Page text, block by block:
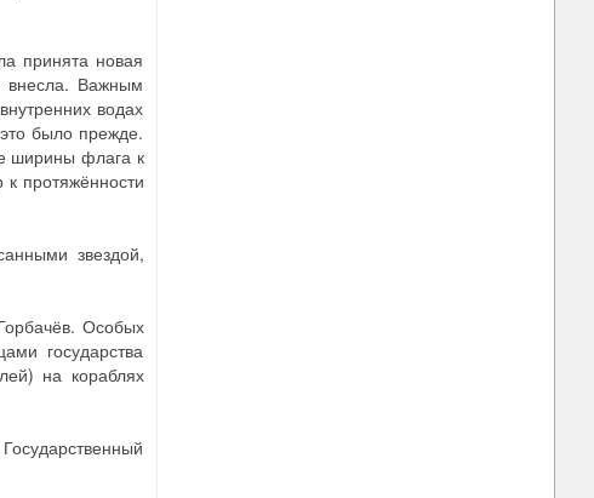
принята новая
внесла. Важным
водах
было прежде.
ширины флага к
протяжённости
звездой,
Особых
государства
на кораблях